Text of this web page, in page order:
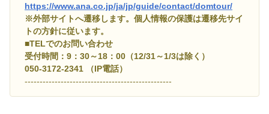
https://www.ana.co.jp/ja/jp/guide/contact/domtour/
※外部サイトへ遷移します。個人情報の保護は遷移先サイ
トの方針に従います。
■TELでのお問い合わせ
受付時間：9：30～18：00（12/31～1/3は除く）
050-3172-2341 （IP電話）
-------------------------------------------------